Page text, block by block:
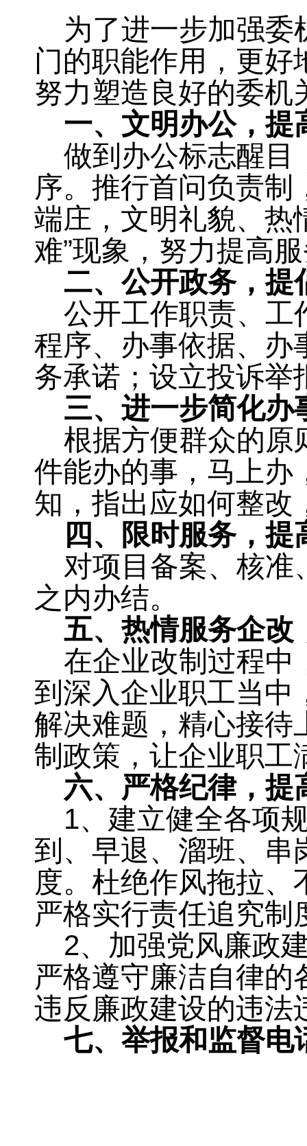
为了进一步加强委
门的职能作用，更好
努力塑造良好的委机
一、文明办公，提
做到办公标志醒目
序。 推行首问负责制
端庄 ， 文明礼貌、热
难”现象，努力提高
二、公开政务，提
公开工作职责、工
程序、办事依据、办
务承诺 ； 设立投诉举
三、进一步简化办
根据方便群众的原
件能办的事 ， 马上办
知，指出应如何整改
四、限时服务，提
对项目备案、核准
之内办结。
五、热情服务企改
在企业改制过程中
到深入企业职工当中
解决难题，精心接待
制政策，让企业职工
六、严格纪律，提
1、建立健全各项
到、早退、溜班、串
度。杜绝作风拖拉
严格实行责任追究制
2、加强党风廉政
严格遵守廉洁自律的
违反廉政建设的违法
七、举报和监督